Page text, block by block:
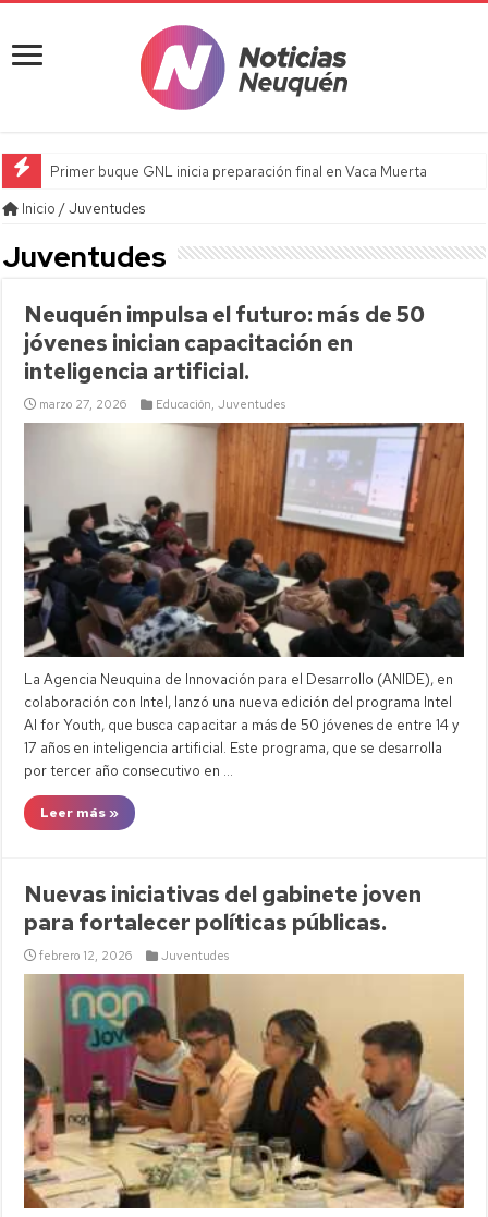
Primer buque GNL inicia preparación final en Vaca Muerta
Inicio /Juventudes
Juventudes
Neuquén impulsa el futuro: más de 50
jóvenes inician capacitación en
inteligencia artificial.
marzo 27, 2026 Educación,Juventudes
La Agencia Neuquina de Innovación para el Desarrollo (ANIDE), en
colaboración con Intel, lanzó una nueva edición del programa Intel
AI for Youth, que busca capacitar a más de 50 jóvenes de entre 14 y
17 años en inteligencia artificial. Este programa, que se desarrolla
por tercer año consecutivo en …
Leer más »
Nuevas iniciativas del gabinete joven
para fortalecer políticas públicas.
febrero 12, 2026 Juventudes